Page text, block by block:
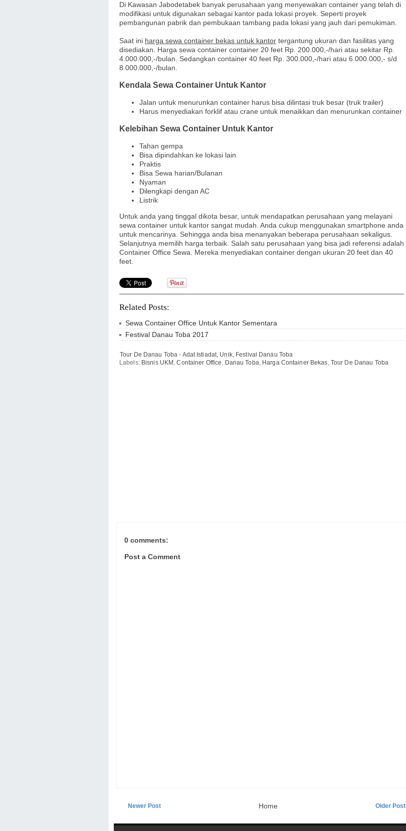
Di Kawasan Jabodetabek banyak perusahaan yang menyewakan container yang telah di
modifikasi untuk digunakan sebagai kantor pada lokasi proyek. Seperti proyek
pembangunan pabrik dan pembukaan tambang pada lokasi yang jauh dari pemukiman.
Saat ini harga sewa container bekas untuk kantor tergantung ukuran dan fasilitas yang
disediakan. Harga sewa container container 20 feet Rp. 200.000,-/hari atau sekitar Rp.
4.000.000,-/bulan. Sedangkan container 40 feet Rp. 300.000,-/hari atau 6.000.000,- s/d
8.000.000,-/bulan.
Kendala Sewa Container Untuk Kantor
Jalan untuk menurunkan container harus bisa dilintasi truk besar (truk trailer)
Harus menyediakan forklif atau crane untuk menaikkan dan menurunkan container
Kelebihan Sewa Container Untuk Kantor
Tahan gempa
Bisa dipindahkan ke lokasi lain
Praktis
Bisa Sewa harian/Bulanan
Nyaman
Dilengkapi dengan AC
Listrik
Untuk anda yang tinggal dikota besar, untuk mendapatkan perusahaan yang melayani
sewa container untuk kantor sangat mudah. Anda cukup menggunakan smartphone anda
untuk mencarinya. Sehingga anda bisa menanyakan beberapa perusahaan sekaligus.
Selanjutnya memilih harga terbaik. Salah satu perusahaan yang bisa jadi referensi adalah
Container Office Sewa . Mereka menyediakan container dengan ukuran 20 feet dan 40
feet.
Related Posts:
Sewa Container Office Untuk Kantor Sementara
Festival Danau Toba 2017
Tour De Danau Toba - Adat Istiadat, Unik, Festival Danau Toba
Labels: Bisnis UKM ,Container Office Danau Toba Harga Container Bekas Tour De Danau Toba
0 comments:
Post a Comment
Newer Post Older Post
Home